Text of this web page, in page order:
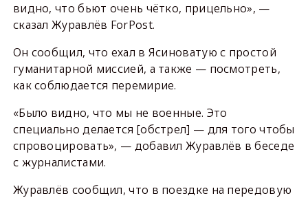
видно, что бьют очень чётко, прицельно», —
сказал Журавлёв ForPost.
Он сообщил, что ехал в Ясиноватую с простой
гуманитарной миссией, а также — посмотреть,
как соблюдается перемирие.
«Было видно, что мы не военные. Это
специально делается [обстрел] — для того чтобы
спровоцировать», — добавил Журавлёв в беседе
с журналистами.
Журавлёв сообщил, что в поездке на передовую